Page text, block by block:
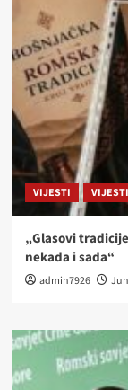
VIJESTI
„Glasovi
nekada i sada“
admin7926